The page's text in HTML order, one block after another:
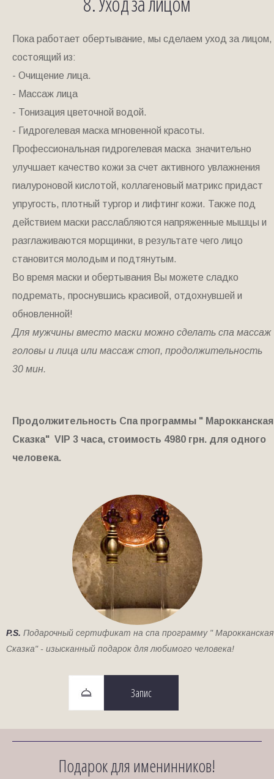
Пока работает обертывание, мы сделаем уход за лицом,
состоящий из:
- Очищение лица.
- Массаж лица
- Тонизация цветочной водой.
- Гидрогелевая маска мгновенной красоты.
Профессиональная гидрогелевая маска значительно
улучшает качество кожи за счет активного увлажнения
гиалуроновой кислотой, коллагеновый матрикс придаст
упругость, плотный тургор и лифтинг кожи. Также под
действием маски расслабляются напряженные мышцы и
разглаживаются морщинки, в результате чего лицо
становится молодым и подтянутым.
Во время маски и обертывания Вы можете сладко
подремать, проснувшись красивой, отдохнувшей и
обновленной!
Для мужчины вместо маски можно сделать спа массаж
головы и лица или массаж стоп, продолжительность
30 мин.
Продолжительность Спа программы " Марокканская
Сказка" VIP 3 часа, стоимость 4980 грн. для одного
человека.
P.S. Подарочный сертификат на спа программу " Марокканская
Сказка" - изысканный подарок для любимого человека!
Запис
Подарок для именинников!